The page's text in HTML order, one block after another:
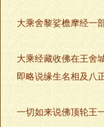
大乘舍黎娑檐摩经一
大乘经藏收佛在王舍
即略说缘生名相及八
一切如来说佛顶轮王